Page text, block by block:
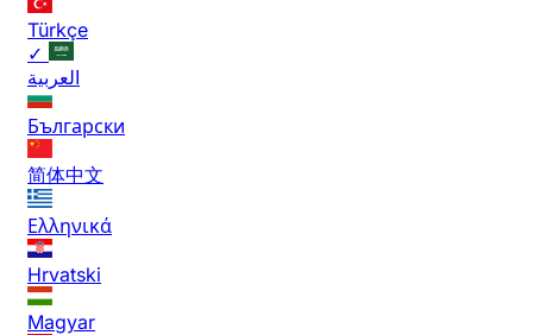
Türkçe
✓
العربية
Български
简体中文
Ελληνικά
Hrvatski
Magyar